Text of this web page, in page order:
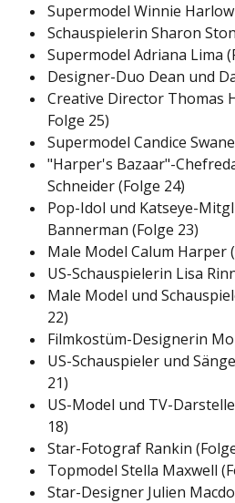
Supermodel Winnie
Schauspielerin Sharon
Supermodel Adriana Lima
Designer-Duo Dean und
Creative Director Thomas
Folge 25)
Supermodel Candice
"Harper's Bazaar"-
Schneider (Folge 24)
Pop-Idol und Katseye-
Bannerman (Folge 23)
Male Model Calum Harper
US-Schauspielerin Lisa
Male Model und
22)
Filmkostüm-Designerin
US-Schauspieler und
21)
US-Model und TV-
18)
Star-Fotograf Rankin
Topmodel Stella Maxwell
Star-Designer Julien